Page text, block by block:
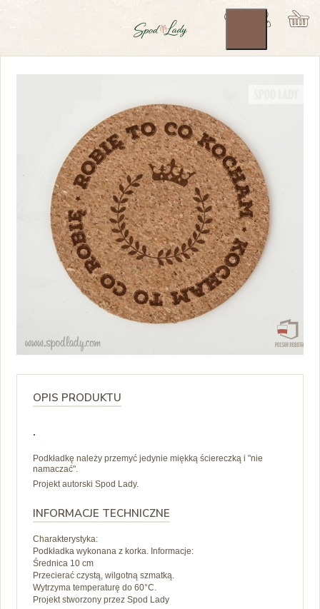
OPIS PRODUKTU
.
Podkładkę należy przemyć jedynie miękką ściereczką i "nie
namaczać".
Projekt autorski Spod Lady.
INFORMACJE TECHNICZNE
Charakterystyka:
Podkładka wykonana z korka. Informacje:
Średnica 10 cm
Przecierać czystą, wilgotną szmatką.
Wytrzyma temperaturę do 60°C.
Projekt stworzony przez Spod Lady